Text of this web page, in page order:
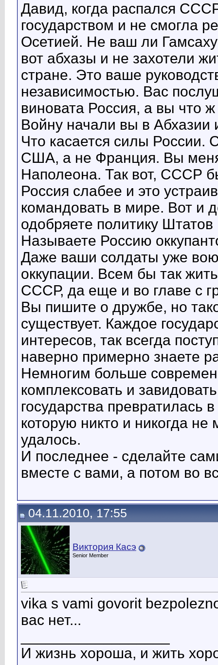
Давид, когда распался
государством и не смогла
Осетией. Не ваш ли
вот абхазы и не захотели
стране. Это ваше
независимостью. Вас
виновата Россия, а вы что
Войну начали вы в Абхазии
Что касается силы России.
США, а не Франция. Вы
Наполеона. Так вот, СССР
Россия слабее и это
командовать в мире. Вот и
одобряете политику
Называете Россию
Даже ваши солдаты уже
оккупации. Всем бы так
СССР, да еще и во главе с
Вы пишите о дружбе, но
существует. Каждое
интересов, так всегда
наверно примерно знаете
Немногим больше
комплексовать и
государства
которую никто и никогда не
удалось.
И последнее - сделайте
вместе с вами, а потом во
04.11.2010, 17:55
Виктория Касэ
Senior Member
vika s vami govorit
вас нет...
И жизнь хороша, и жить